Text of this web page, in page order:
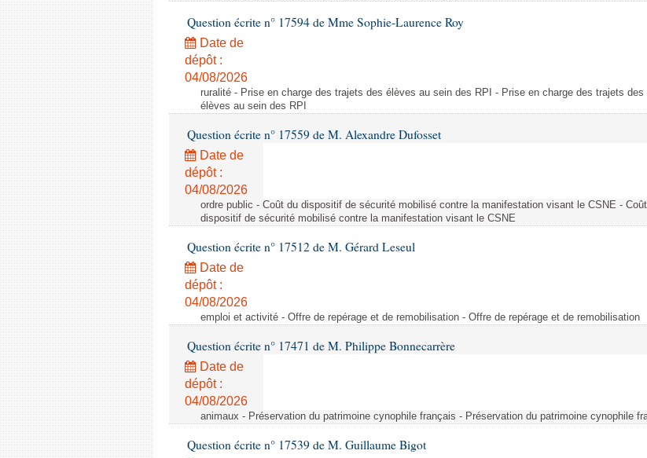
Question écrite n° 17594 de Mme Sophie-Laurence Roy
Date de
dépôt :
04/08/2026
ruralité - Prise en charge des trajets des élèves au sein des RPI - Prise en charge des trajets des
élèves au sein des RPI
Question écrite n° 17559 de M. Alexandre Dufosset
Date de
dépôt :
04/08/2026
ordre public - Coût du dispositif de sécurité mobilisé contre la manifestation visant le CSNE -
dispositif de sécurité mobilisé contre la manifestation visant le CSNE
Question écrite n° 17512 de M. Gérard Leseul
Date de
dépôt :
04/08/2026
emploi et activité - Offre de repérage et de remobilisation - Offre de repérage et de remobilisation
Question écrite n° 17471 de M. Philippe Bonnecarrère
Date de
dépôt :
04/08/2026
animaux - Préservation du patrimoine cynophile français - Préservation du patrimoine cynophile
Question écrite n° 17539 de M. Guillaume Bigot